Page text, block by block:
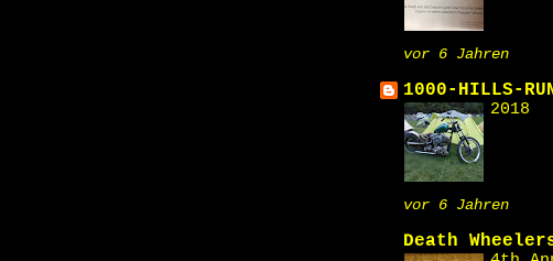
vor 6 Jahren
1000-HILLS-
2018
vor 6 Jahren
Death